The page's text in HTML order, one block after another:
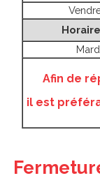
Afin de
il est